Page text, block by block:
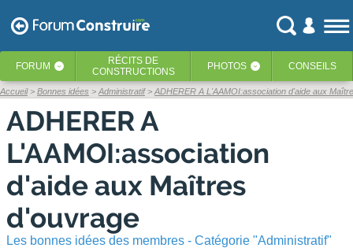
FORUM ‹ RÉCITS DE
CONSTRUCTIONS
PHOTOS ‹ CONSEILS
Accueil Bonnes idées Administratif ADHERER A L'AAMOI:association d'aide aux
ADHERER A
L'AAMOI:association
d'aide aux Maîtres
d'ouvrage
Les bonnes idées des membres - Catégorie "Administratif"